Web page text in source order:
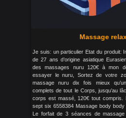
Massage
Je suis: un particulier Etat du produit:
de 27 ans d’origine asiatique
des massages nuru 120€ à mon
essayer le nuru, Sortez de votre
massage nuru dix fois mieux
complets de tout le Corps, jusqu’au
corps est massé, 120€ tout compris.
sept six 6558384 Massage body
Le forfait de 3 séances de